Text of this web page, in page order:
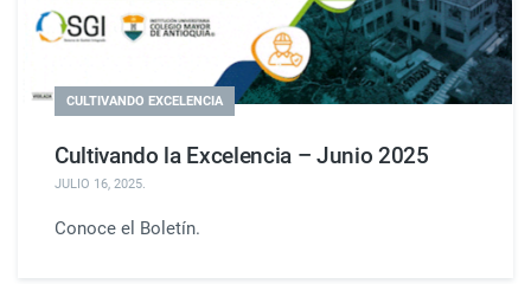
CULTIVANDO EXCELENCIA
Cultivando la Excelencia – Junio 2025
JULIO 16, 2025.
Conoce el Boletín.